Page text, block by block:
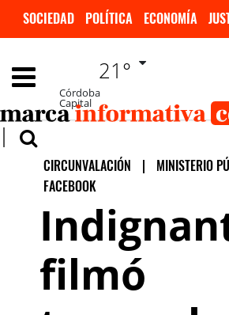
SOCIEDAD POLÍTICA ECONOMÍA
ESPECTÁCULOS
21°
Córdoba
Capital
CIRCUNVALACIÓN | MINISTERIO
FACEBOOK
filmó